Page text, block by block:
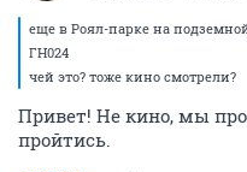
еще в Роял-парке на
ГН024
чей это? тоже кино смотрели?
Привет! Не кино, мы
пройтись.